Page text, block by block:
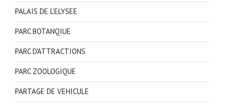
PALAIS DE L'ELYSEE
PARC BOTANQIUE
PARC D'ATTRACTIONS
PARC ZOOLOGIQUE
PARTAGE DE VEHICULE